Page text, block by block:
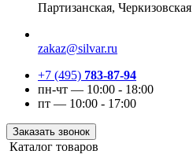
Партизанская, Черкизовская
zakaz@silvar.ru
+7 (495) 783-87-94
пн-чт — 10:00 - 18:00
пт — 10:00 - 17:00
Заказать звонок
Каталог товаров